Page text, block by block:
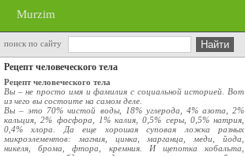
Murzim
поиск по сайту
Рецепт человеческого тела
Рецепт человеческого тела
Вы – не просто имя и фамилия с социальной историей. Вот
из чего вы состоите на самом деле.
Вы – это 70% чистой воды, 18% углерода, 4% азота, 2%
кальция, 2% фосфора, 1% калия, 0,5% серы, 0,5% натрия,
0,4% хлора. Да еще хорошая суповая ложка разных
микроэлементов: магния, цинка, марганца, меди, йода,
никеля, брома, фтора, кремния. И щепотка кобальта,